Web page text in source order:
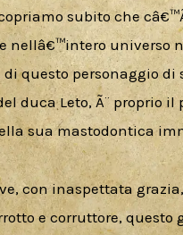
subito che
nellâ€™intero universo
questo personaggio di
duca Leto, Ã¨ proprio
sua mastodontica
con inaspettata
e corruttore, questo